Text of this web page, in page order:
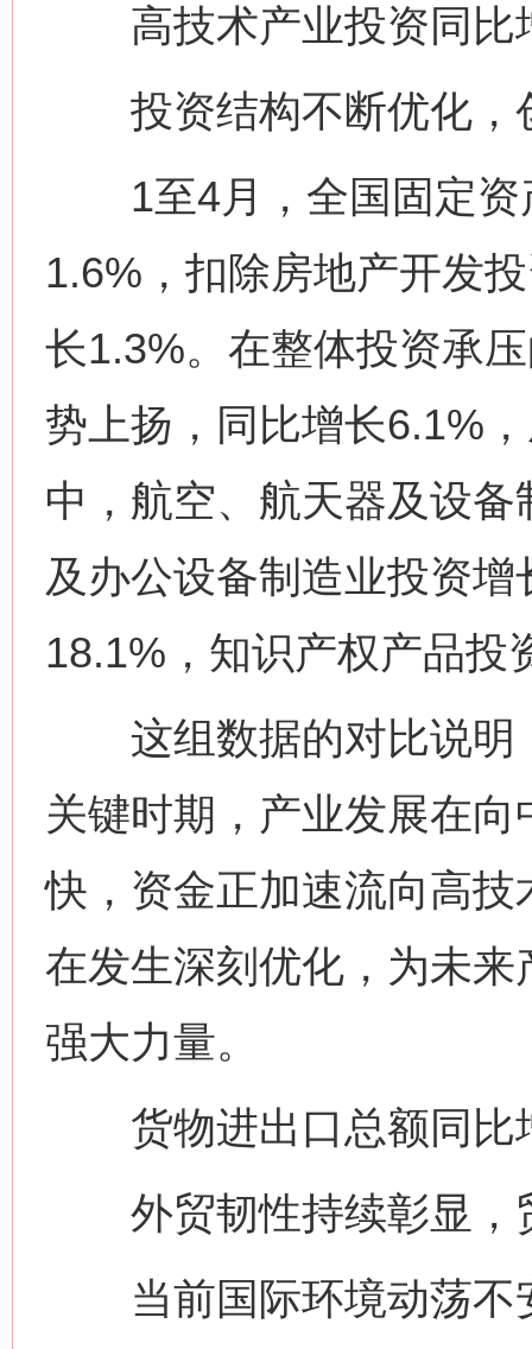
高技术产业投资同比
投资结构不断优化，
1至4月，全国固定资
1.6%，扣除房地产开发
长1.3%。在整体投资承
势上扬，同比增长6.1%
中，航空、航天器及设
及办公设备制造业投资
18.1%，知识产权产品投
这组数据的对比说明
关键时期，产业发展在
快，资金正加速流向高
在发生深刻优化，为未
强大力量。
货物进出口总额同比
外贸韧性持续彰显，
当前国际环境动荡不